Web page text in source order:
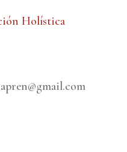
Holística